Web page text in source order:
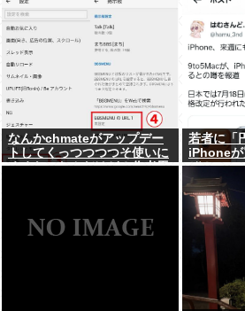
なんかchmateがアップデー
トしてくっつつつつそ使いに
くくなったんだけど？作者馬
若者に「
iPhoneが
ぞ！」っ
する奴減